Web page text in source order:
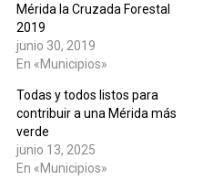
Mérida la Cruzada Forestal
2019
junio 30, 2019
En «Municipios»
Todas y todos listos para
contribuir a una Mérida más
verde
junio 13, 2025
En «Municipios»